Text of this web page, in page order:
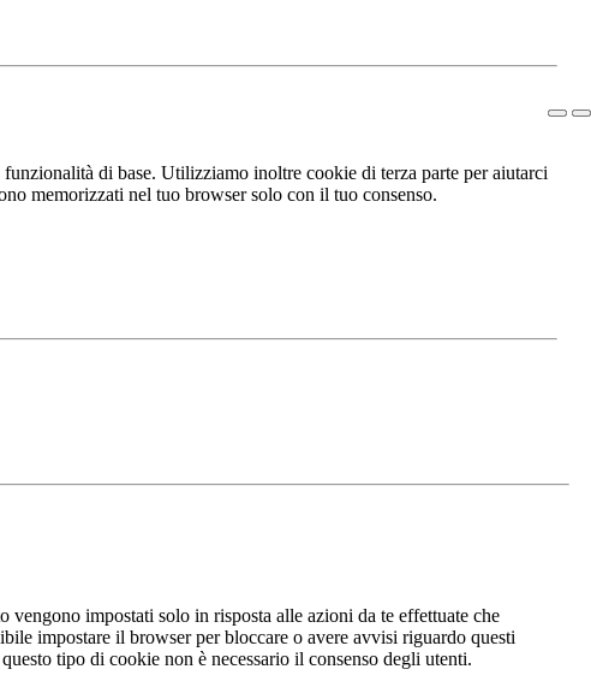
di base. Utilizziamo inoltre cookie di terza parte per aiutarci
memorizzati nel tuo browser solo con il tuo consenso.
vengono impostati solo in risposta alle azioni da te effettuate che
impostare il browser per bloccare o avere avvisi riguardo questi
tipo di cookie non è necessario il consenso degli utenti.